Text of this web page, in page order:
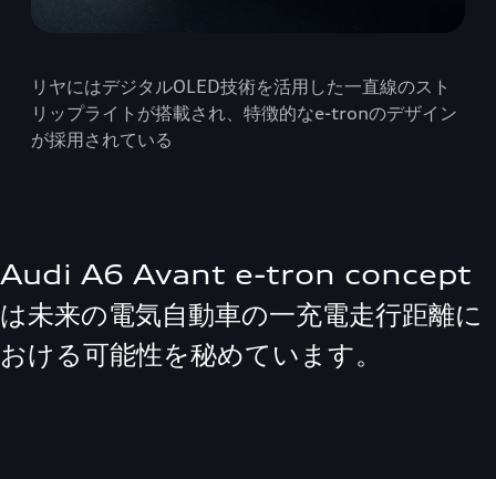
リヤにはデジタルOLED技術を活用した一直線のスト
リップライトが搭載され、特徴的なe-tronのデザイン
が採用されている
Audi A6 Avant e-tron concept
は未来の電気自動車の一充電走行距離に
おける可能性を秘めています。